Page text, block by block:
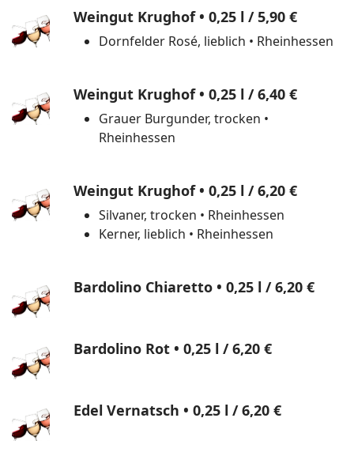
Weingut Krughof • 0,25 l / 5,90 €
Dornfelder Rosé, lieblich • Rheinhessen
Weingut Krughof • 0,25 l / 6,40 €
Grauer Burgunder, trocken •
Rheinhessen
Weingut Krughof • 0,25 l / 6,20 €
Silvaner, trocken • Rheinhessen
Kerner, lieblich • Rheinhessen
Bardolino Chiaretto • 0,25 l / 6,20 €
Bardolino Rot • 0,25 l / 6,20 €
Edel Vernatsch • 0,25 l / 6,20 €